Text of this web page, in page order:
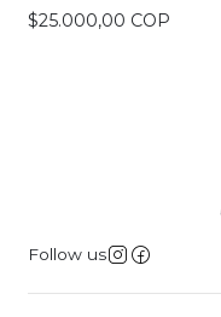
$25.000,00 COP
Follow us